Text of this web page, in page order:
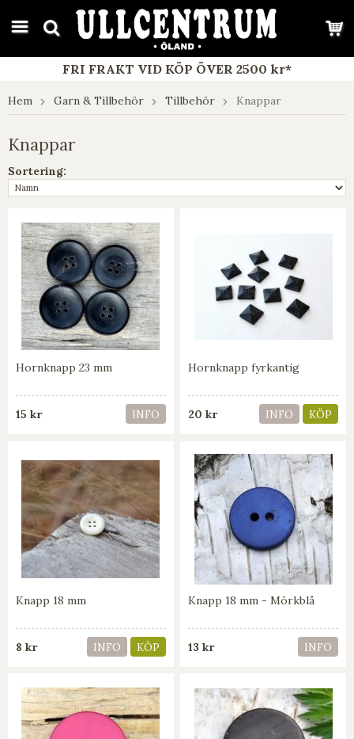
google-site-verification: google7e4b1026db5d9f32.html
FRI FRAKT VID KÖP ÖVER 2500 kr*
Hem Garn & Tillbehör Tillbehör Knappar
Knappar
Sortering:
Hornknapp 23 mm
15 kr INFO
Hornknapp fyrkantig
20 kr INFO KÖP
Knapp 18 mm
8 kr INFO KÖP
Knapp 18 mm - Mörkblå
13 kr INFO